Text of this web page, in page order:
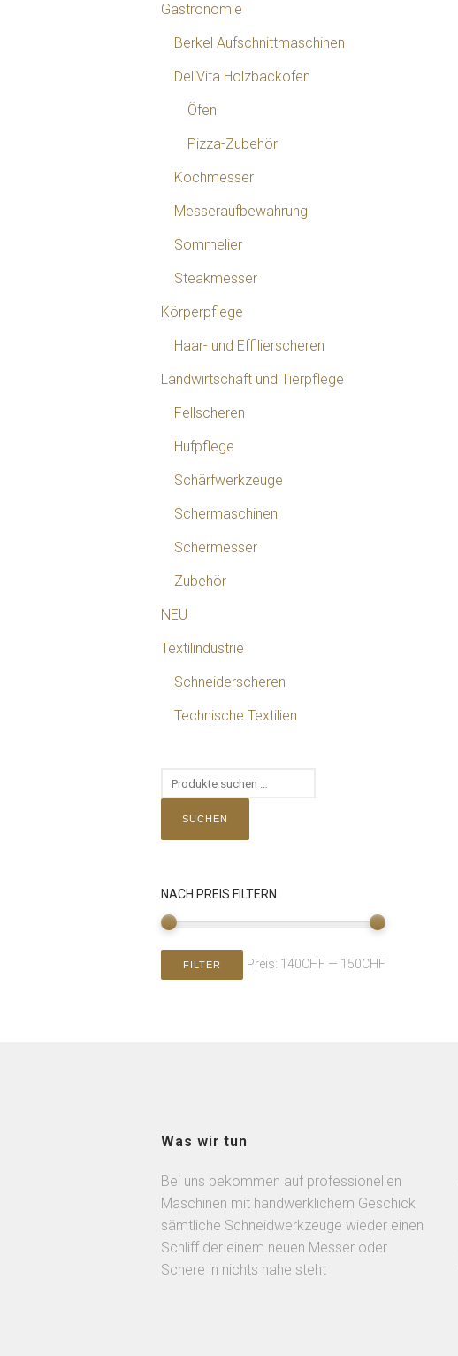
Gastronomie
Berkel Aufschnittmaschinen
DeliVita Holzbackofen
Öfen
Pizza-Zubehör
Kochmesser
Messeraufbewahrung
Sommelier
Steakmesser
Körperpflege
Haar- und Effilierscheren
Landwirtschaft und Tierpflege
Fellscheren
Hufpflege
Schärfwerkzeuge
Schermaschinen
Schermesser
Zubehör
NEU
Textilindustrie
Schneiderscheren
Technische Textilien
SUCHEN
NACH PREIS FILTERN
FILTER Preis: 140CHF — 150CHF
Was wir tun
Bei uns bekommen auf professionellen
Maschinen mit handwerklichem Geschick
sämtliche Schneidwerkzeuge wieder einen
Schliff der einem neuen Messer oder
Schere in nichts nahe steht